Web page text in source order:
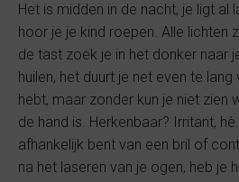
Het is midden in de nacht, je ligt al
hoor je je kind roepen. Alle lichten
de tast zoek je in het donker naar
huilen, het duurt je net even te
hebt, maar zonder kun je niet zien
de hand is. Herkenbaar? Irritant,
afhankelijk bent van een bril of
na het laseren van je ogen, heb je